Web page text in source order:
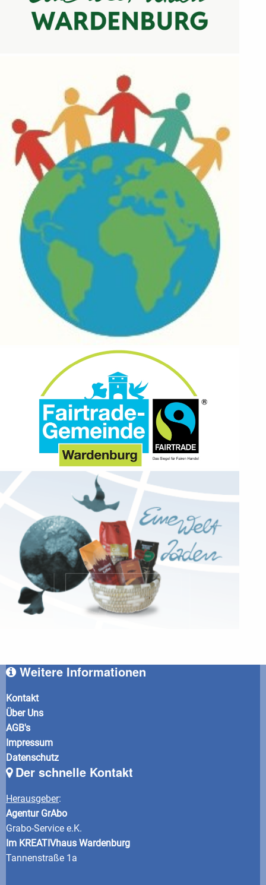
Weitere Informationen
Kontakt
Über Uns
AGB's
Impressum
Datenschutz
Der schnelle Kontakt
Herausgeber:
Agentur GrAbo
Grabo-Service e.K.
Im KREATIVhaus Wardenburg
Tannenstraße 1a